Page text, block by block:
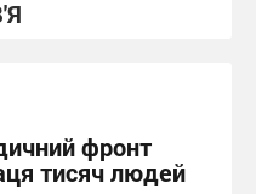
фронт
тисяч людей